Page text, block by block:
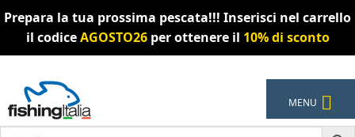
Prepara la tua prossima pescata!!! Inserisci nel carrello
il codiceAGOSTO26per ottenere il 10% di sconto
alla
navigazione
al
contenuto
MENU